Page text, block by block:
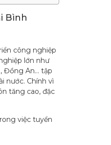
Bình
công nghiệp
lớn như
Đồng An… tập
nước. Chính vì
tăng cao, đặc
việc tuyển